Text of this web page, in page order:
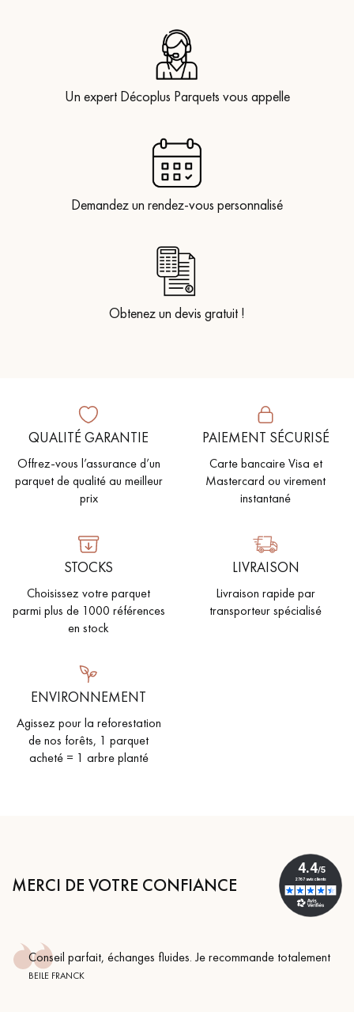
Un expert Décoplus Parquets vous appelle
Demandez un rendez-vous personnalisé
Obtenez un devis gratuit !
QUALITÉ GARANTIE
Offrez-vous l’assurance d’un
parquet de qualité au meilleur
prix
PAIEMENT SÉCURISÉ
Carte bancaire Visa et
Mastercard ou virement
instantané
STOCKS
Choisissez votre parquet
parmi plus de 1000 références
en stock
LIVRAISON
Livraison rapide par
transporteur spécialisé
ENVIRONNEMENT
Agissez pour la reforestation
de nos forêts, 1 parquet
acheté = 1 arbre planté
MERCI DE VOTRE CONFIANCE
Conseil parfait, échanges fluides. Je recommande totalement
BEILE FRANCK